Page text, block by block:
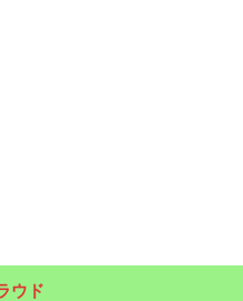
ウド